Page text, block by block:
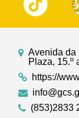
Avenida da
Plaza, 15.º
https://
(853)2833